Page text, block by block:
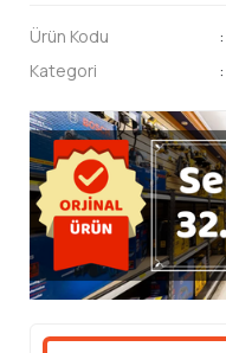
Ürün Kodu :
Kategori
: